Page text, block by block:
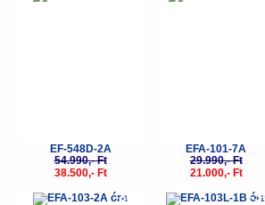
EF-548D-2A
54.990,- Ft
38.500,- Ft
EFA-101-7A
29.990,- Ft
21.000,- Ft
-30% -